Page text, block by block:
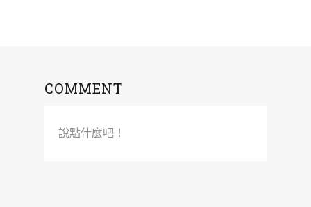
COMMENT
說點什麼吧！